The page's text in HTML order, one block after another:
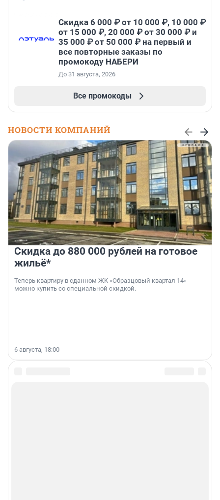
Скидка 6 000 ₽ от 10 000 ₽, 10 000 ₽
от 15 000 ₽, 20 000 ₽ от 30 000 ₽ и
35 000 ₽ от 50 000 ₽ на первый и
все повторные заказы по
промокоду НАБЕРИ
До 31 августа, 2026
Все промокоды
НОВОСТИ КОМПАНИЙ
Скидка до 880 000 рублей на готовое
жильё*
Теперь квартиру в сданном ЖК «Образцовый квартал 14»
можно купить со специальной скидкой.
6 августа, 18:00